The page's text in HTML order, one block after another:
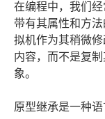
在编程中，我们
带有其属性和方法
拟机作为其稍微
内容，而不是复
象。
原型继承是一种